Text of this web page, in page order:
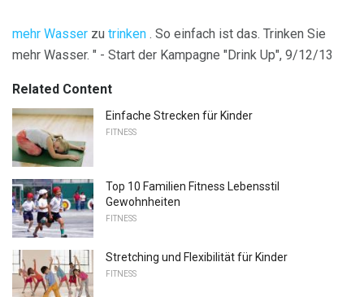
mehr Wasser zu trinken . So einfach ist das. Trinken Sie
mehr Wasser. " - Start der Kampagne "Drink Up", 9/12/13
Related Content
Einfache Strecken für Kinder
FITNESS
Top 10 Familien Fitness Lebensstil
Gewohnheiten
FITNESS
Stretching und Flexibilität für Kinder
FITNESS